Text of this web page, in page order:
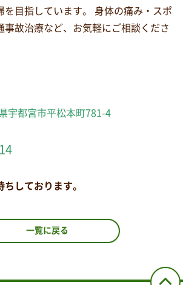
を目指しています。 身体の痛み・スポ
事故治療など、お気軽にご相談くださ
宇都宮市平松本町781-4
しております。
一覧に戻る